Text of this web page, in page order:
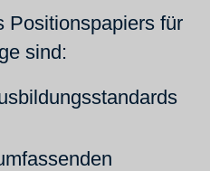
Positionspapiers für
sind: